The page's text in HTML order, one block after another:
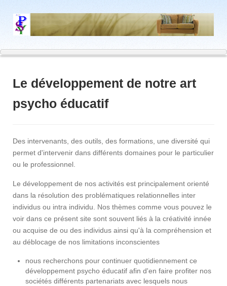
Le développement de notre art
psycho éducatif
Des intervenants, des outils, des formations, une diversité qui
permet d'intervenir dans différents domaines pour le particulier
ou le professionnel.
Le développement de nos activités est principalement orienté
dans la résolution des problématiques relationnelles inter
individus ou intra individu. Nos thèmes comme vous pouvez le
voir dans ce présent site sont souvent liés à la créativité innée
ou acquise de ou des individus ainsi qu'à la compréhension et
au déblocage de nos limitations inconscientes
nous recherchons pour continuer quotidiennement ce
développement psycho éducatif afin d'en faire profiter nos
sociétés différents partenariats avec lesquels nous